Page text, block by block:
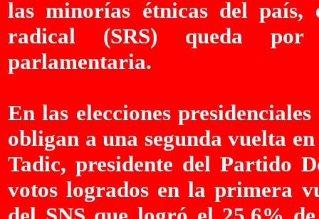
las minorías étnicas del país,
radical (SRS) queda por
parlamentaria.
En las elecciones
obligan a una segunda vuelta
Tadic, presidente del Partido
votos logrados en la primera